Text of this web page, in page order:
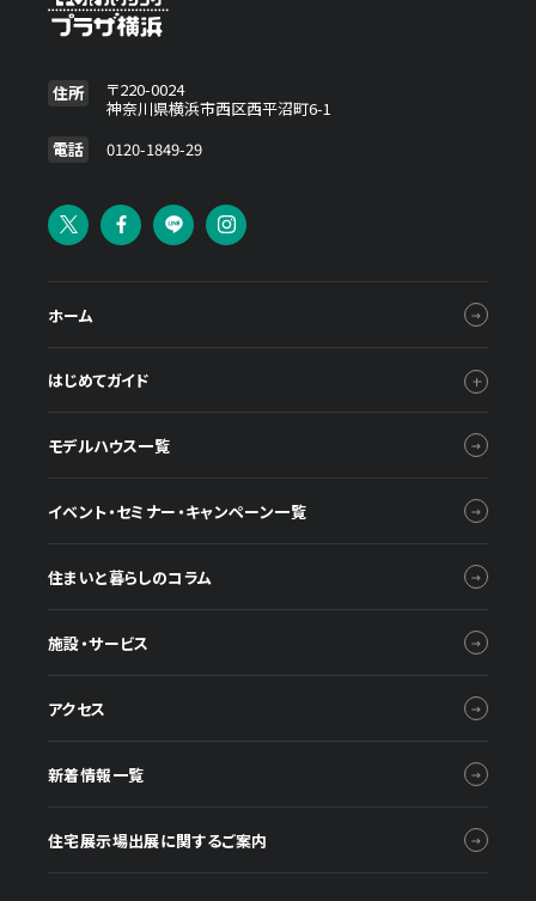
住所
〒220-0024
神奈川県横浜市西区西平沼町6-1
電話
0120-1849-29
ホーム
はじめてガイド
モデルハウス一覧
イベント・セミナー・キャンペーン一覧
住まいと暮らしのコラム
施設・サービス
アクセス
新着情報一覧
住宅展示場出展に関するご案内